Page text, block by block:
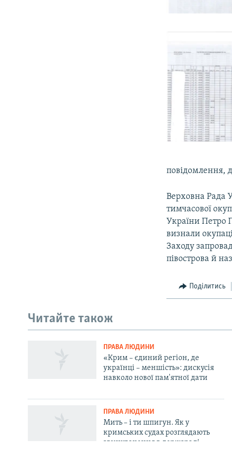
Qırımtatar
повідомлення,
Верховна Рада
тимчасової
України Петро
визнали
Заходу
півострова й
Поділитись
Читайте також
ПРАВА ЛЮДИНИ
«Крим – єдиний регіон, де
українці – меншість»: дискусія
навколо нової пам'ятної дати
ПРАВА ЛЮДИНИ
Мить – і ти шпигун. Як у
кримських судах розглядають
звинувачення в держзраді